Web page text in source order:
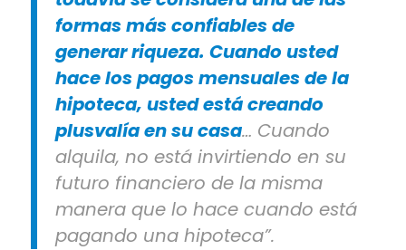
formas más confiables de
generar riqueza. Cuando usted
hace los pagos mensuales de la
hipoteca, usted está creando
plusvalía en su casa… Cuando
alquila, no está invirtiendo en su
futuro financiero de la misma
manera que lo hace cuando está
pagando una hipoteca”.